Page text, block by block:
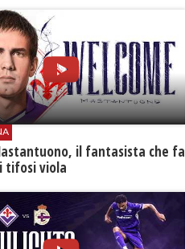
il fantasista che fa
tifosi viola